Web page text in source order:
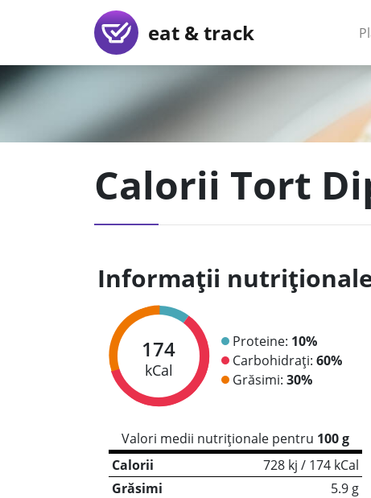
eat & track
Calorii Tort
Informații
174
kCal
Proteine: 10%
Carbohidrați: 60%
Grăsimi: 30%
Valori medii nutriționale pentru 100 g
Calorii
728 kj / 174 kCal
Grăsimi
5.9 g